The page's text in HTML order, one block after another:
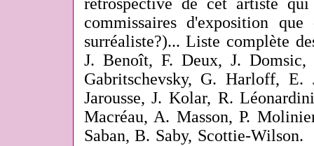
commissaires d'exposition
surréaliste?)... Liste complète
J. Benoît, F. Deux, J.
Gabritschevsky, G. Harloff,
Jarousse, J. Kolar, R.
Macréau, A. Masson, P.
Saban, B. Saby, Scottie-Wilson.